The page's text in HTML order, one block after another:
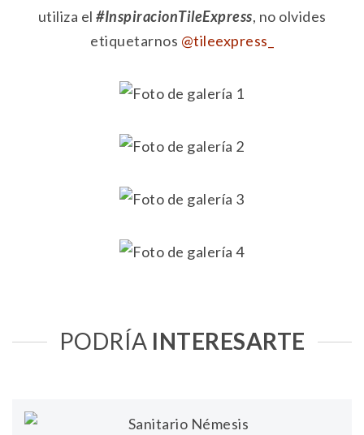
utiliza el #InspiracionTileExpress, no olvides
etiquetarnos @tileexpress_
PODRÍA INTERESARTE